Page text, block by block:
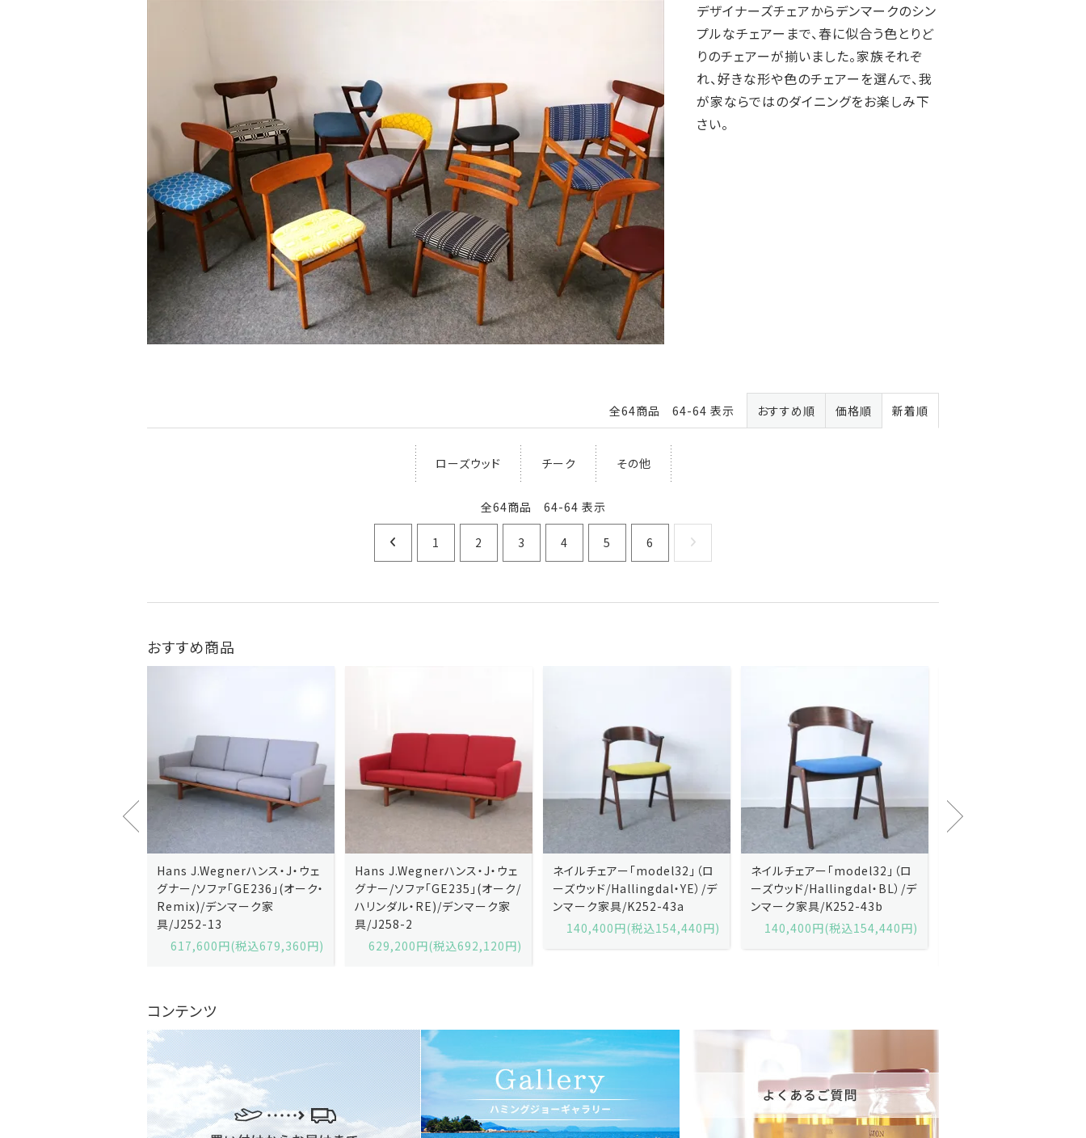
デザイナーズチェアからデンマークのシン
プルなチェアーまで、春に似合う色とりど
りのチェアーが揃いました。家族それぞ
れ、好きな形や色のチェアーを選んで、我
が家ならではのダイニングをお楽しみ下
さい。
全64商品 64-64 表示 おすすめ順 価格順 新着順
ローズウッド チーク その他
全64商品 64-64 表示
1 2 3 4 5 6
おすすめ商品
Hans J.Wegnerハンス・J・ウェ
グナー/ソファ「GE235」(オーク/
ハリンダル・RE)/デンマーク家
具/J258-2
629,200円(税込692,120円)
ネイルチェアー「model32」（ロ
ーズウッド/Hallingdal・YE）/デ
ンマーク家具/K252-43a
140,400円(税込154,440円)
ネイルチェアー「model32」（ロ
ーズウッド/Hallingdal・BL）/デ
ンマーク家具/K252-43b
140,400円(税込154,440円)
Kai Kristiansenカイ・クリスチ
ャンセン/ダイニングチェアー
「No.42」（ローズウッド・レザー
黒）/デンマーク家具/J252-57j
コンテンツ